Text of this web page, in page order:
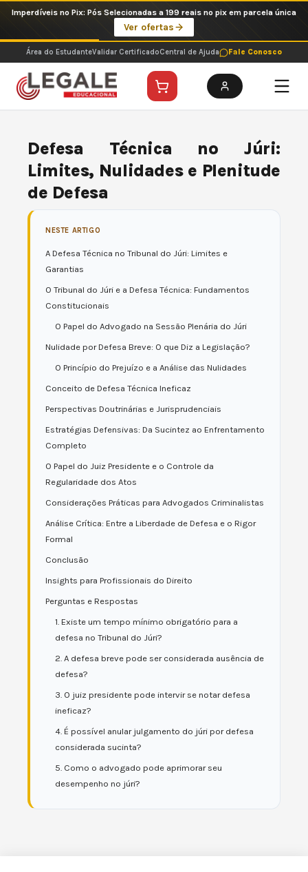
o
conteúdo
Imperdíveis no Pix: Pós Selecionadas a 199 reais no pix em parcela única
Ver ofertas
Área do EstudanteValidar CertificadoCentral de Ajuda Fale Conosco
Defesa Técnica no Júri:
Limites, Nulidades e Plenitude
de Defesa
NESTE ARTIGO
A Defesa Técnica no Tribunal do Júri: Limites e
Garantias
O Tribunal do Júri e a Defesa Técnica: Fundamentos
Constitucionais
O Papel do Advogado na Sessão Plenária do Júri
Nulidade por Defesa Breve: O que Diz a Legislação?
O Princípio do Prejuízo e a Análise das Nulidades
Conceito de Defesa Técnica Ineficaz
Perspectivas Doutrinárias e Jurisprudenciais
Estratégias Defensivas: Da Sucintez ao Enfrentamento
Completo
O Papel do Juiz Presidente e o Controle da
Regularidade dos Atos
Considerações Práticas para Advogados Criminalistas
Análise Crítica: Entre a Liberdade de Defesa e o Rigor
Formal
Conclusão
Insights para Profissionais do Direito
Perguntas e Respostas
1. Existe um tempo mínimo obrigatório para a
defesa no Tribunal do Júri?
2. A defesa breve pode ser considerada ausência de
defesa?
3. O juiz presidente pode intervir se notar defesa
ineficaz?
4. É possível anular julgamento do júri por defesa
considerada sucinta?
5. Como o advogado pode aprimorar seu
desempenho no júri?